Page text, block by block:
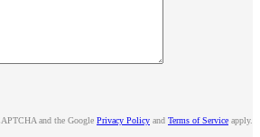
and the Google Privacy Policy and Terms of Service apply.